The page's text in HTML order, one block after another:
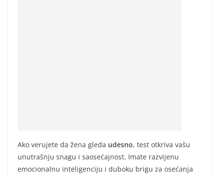
Ako verujete da žena gleda udesno, test otkriva vašu
unutrašnju snagu i saosećajnost. Imate razvijenu
emocionalnu inteligenciju i duboku brigu za osećanja